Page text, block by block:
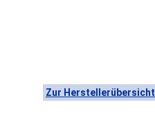
Zur Herstellerübersicht